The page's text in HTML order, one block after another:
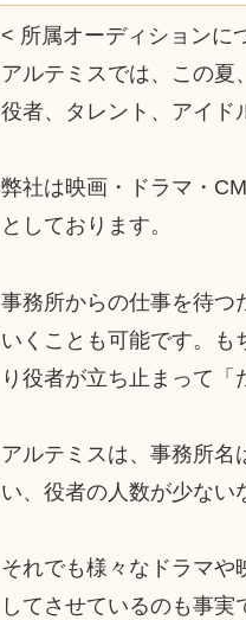
< 所属オーディションに
アルテミスでは、この夏
役者、タレント、アイド
弊社は映画・ドラマ・
としております。
事務所からの仕事を待つ
いくことも可能です。も
り役者が立ち止まって「
アルテミスは、事務所名
い、役者の人数が少ない
それでも様々なドラマや
してさせているのも事実